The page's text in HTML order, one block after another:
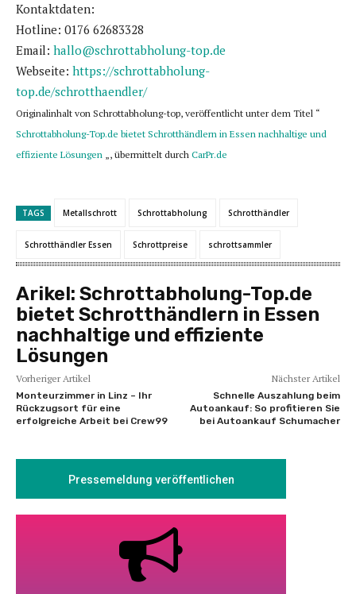
Kontaktdaten:
Hotline: 0176 62683328
Email: hallo@schrottabholung-top.de
Webseite: https://schrottabholung-
top.de/schrotthaendler/
Originalinhalt von Schrottabholung-top, veröffentlicht unter dem Titel “
Schrottabholung-Top.de bietet Schrotthändlern in Essen nachhaltige und
effiziente Lösungen „, übermittelt durch CarPr.de
TAGS Metallschrott Schrottabholung Schrotthändler
Schrotthändler Essen Schrottpreise schrottsammler
Arikel: Schrottabholung-Top.de
bietet Schrotthändlern in Essen
nachhaltige und effiziente
Lösungen
Vorheriger Artikel
Monteurzimmer in Linz – Ihr
Rückzugsort für eine
erfolgreiche Arbeit bei Crew99
Nächster Artikel
Schnelle Auszahlung beim
Autoankauf: So profitieren Sie
bei Autoankauf Schumacher
Pressemeldung veröffentlichen